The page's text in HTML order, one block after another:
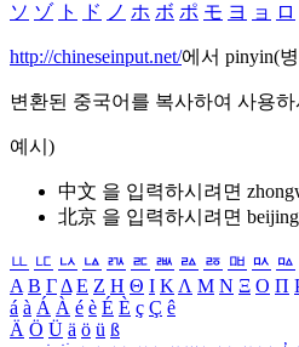
ソ ゾ ト ド ノ ホ ボ ポ モ ヨ ョ ロ
http://chineseinput.net/에서 pinyin(
변환된 중국어를 복사하여 사용
예시)
中文 을 입력하시려면
北京 을 입력하시려면 beijing
ㅥ ㅦ ㅧ ㅨ ㅩ ㅪ ㅫ ㅬ ㅭ ㅮ ㅯ ㅰ
Α Β ΓΔ Ε Ζ Η Θ Ι ΚΛ Μ Ν Ξ Ο Π
á à Á À é è É È ç Ç ê
Ä Ö Ü ä ö ü ß